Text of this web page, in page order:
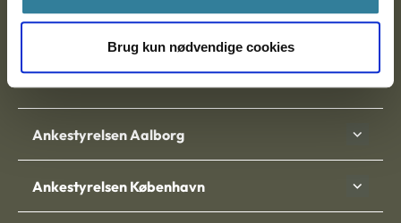
Brug kun nødvendige cookies
Nytorv 7, 2. sal
Ankestyrelsen Aalborg
Ankestyrelsen København